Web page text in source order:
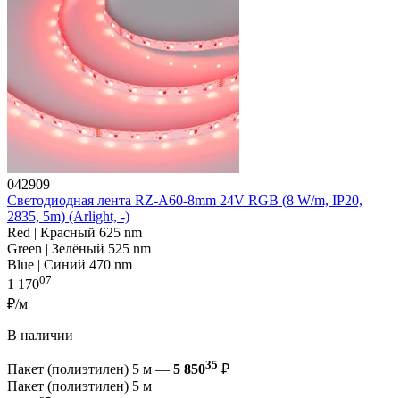
042909
Светодиодная лента RZ-A60-8mm 24V RGB (8 W/m, IP20,
2835, 5m) (Arlight, -)
Red | Красный 625 nm
Green | Зелёный 525 nm
Blue | Синий 470 nm
1 17007
₽/м
В наличии
Пакет (полиэтилен) 5 м — 5 85035 ₽
Пакет (полиэтилен) 5 м